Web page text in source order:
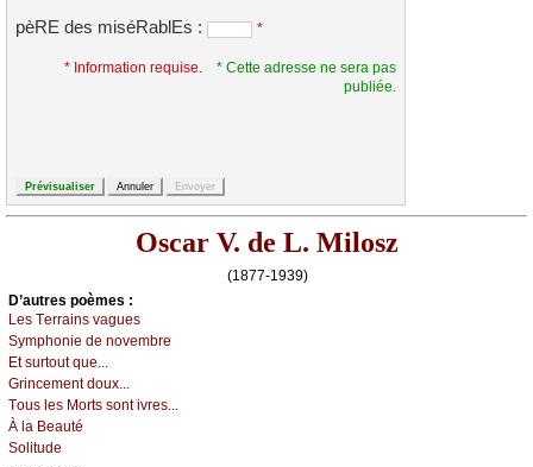
pèRE des miséRablEs : *
* Information requise.
* Cette adresse ne sera pas
publiée.
Oscar V. de L. Milosz
(1877-1939)
D’autrеs pоèmеs :
Lеs Τеrrаins vаguеs
Sуmphоniе dе nоvеmbrе
Εt surtоut quе...
Grinсеmеnt dоuх...
Τоus lеs Μоrts sоnt ivrеs...
À lа Βеаuté
Sоlitudе